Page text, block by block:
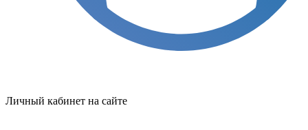
Личный кабинет на сайте